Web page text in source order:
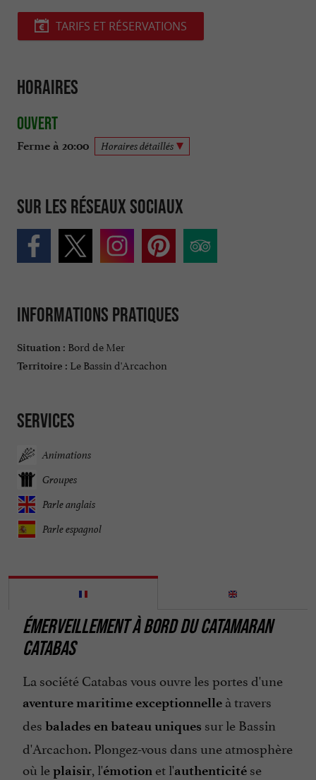
TARIFS ET RÉSERVATIONS
Horaires
Ouvert
Ferme à 20:00 Horaires détaillés
Sur les réseaux sociaux
Informations pratiques
Situation : Bord de Mer
Territoire : Le Bassin d'Arcachon
Services
Animations
Groupes
Parle anglais
Parle espagnol
ÉMERVEILLEMENT À BORD DU CATAMARAN
CATABAS
La société Catabas vous ouvre les portes d'une
aventure maritime exceptionnelle à travers
des balades en bateau uniques sur le Bassin
d'Arcachon. Plongez-vous dans une atmosphère
où leplaisir, l'émotion et l'authenticité se